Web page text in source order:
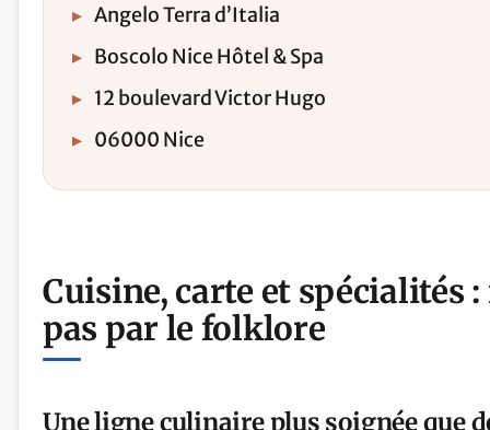
▸ Angelo Terra d’Italia
▸ Boscolo Nice Hôtel & Spa
▸ 12 boulevard Victor Hugo
▸ 06000 Nice
Cuisine, carte et spécialités
pas par le folklore
Une ligne culinaire plus soignée que